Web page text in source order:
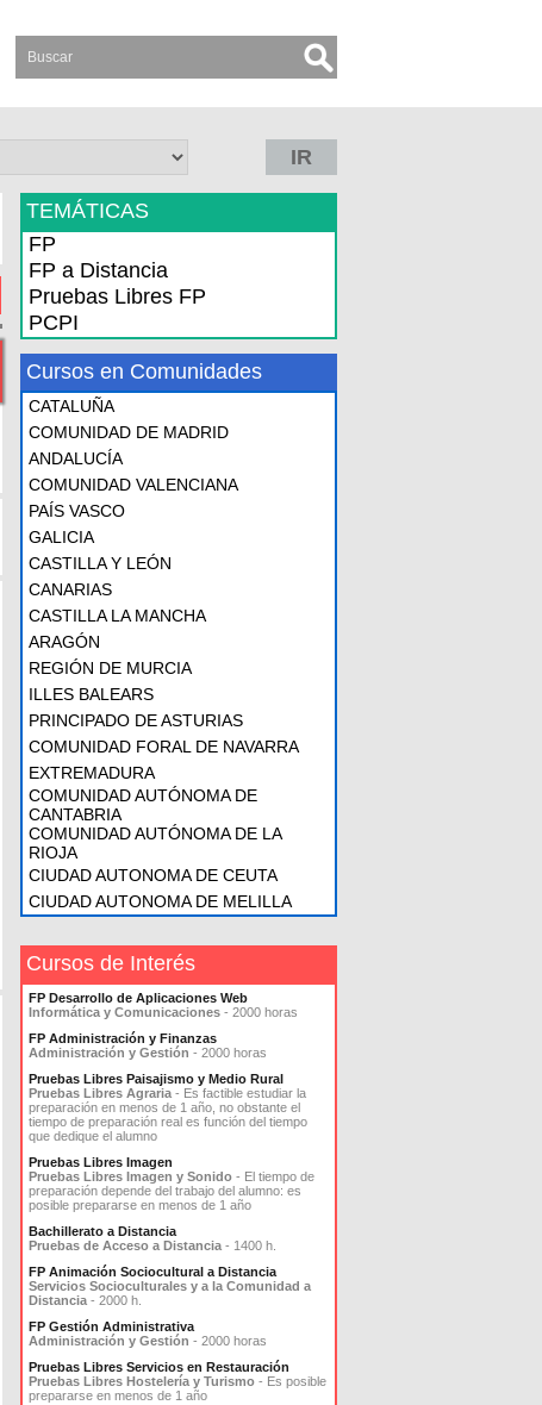
IR
TEMÁTICAS
FP
FP a Distancia
Pruebas Libres FP
PCPI
Cursos en Comunidades
CATALUÑA
COMUNIDAD DE MADRID
ANDALUCÍA
COMUNIDAD VALENCIANA
PAÍS VASCO
GALICIA
CASTILLA Y LEÓN
CANARIAS
CASTILLA LA MANCHA
ARAGÓN
REGIÓN DE MURCIA
ILLES BALEARS
PRINCIPADO DE ASTURIAS
COMUNIDAD FORAL DE NAVARRA
EXTREMADURA
COMUNIDAD AUTÓNOMA DE
CANTABRIA
COMUNIDAD AUTÓNOMA DE LA
RIOJA
CIUDAD AUTONOMA DE CEUTA
CIUDAD AUTONOMA DE MELILLA
Cursos de Interés
FP Desarrollo de Aplicaciones Web
Informática y Comunicaciones - 2000 horas
FP Administración y Finanzas
Administración y Gestión - 2000 horas
Pruebas Libres Paisajismo y Medio Rural
Pruebas Libres Agraria - Es factible estudiar la
preparación en menos de 1 año, no obstante el
tiempo de preparación real es función del tiempo
que dedique el alumno
Pruebas Libres Imagen
Pruebas Libres Imagen y Sonido - El tiempo de
preparación depende del trabajo del alumno: es
posible prepararse en menos de 1 año
Bachillerato a Distancia
Pruebas de Acceso a Distancia - 1400 h.
FP Animación Sociocultural a Distancia
Servicios Socioculturales y a la Comunidad a
Distancia - 2000 h.
FP Gestión Administrativa
Administración y Gestión - 2000 horas
Pruebas Libres Servicios en Restauración
Pruebas Libres Hostelería y Turismo - Es posible
prepararse en menos de 1 año